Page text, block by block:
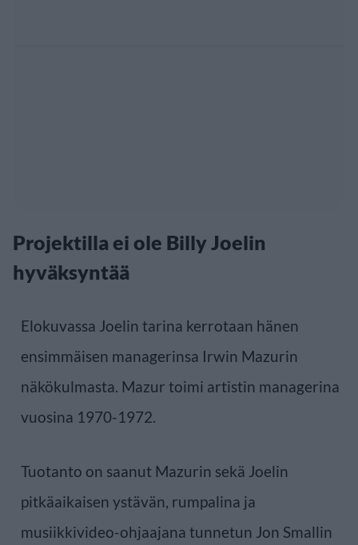
Projektilla ei ole Billy Joelin
hyväksyntää
Elokuvassa Joelin tarina kerrotaan hänen
ensimmäisen managerinsa Irwin Mazurin
näkökulmasta. Mazur toimi artistin managerina
vuosina 1970-1972.
Tuotanto on saanut Mazurin sekä Joelin
pitkäaikaisen ystävän, rumpalina ja
musiikkivideo-ohjaajana tunnetun Jon Smallin